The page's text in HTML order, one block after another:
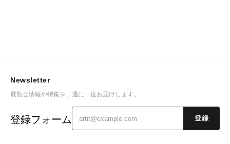
Newsletter
展覧会情報や特集を、週に一度お届けします。
登録フォーム 登録